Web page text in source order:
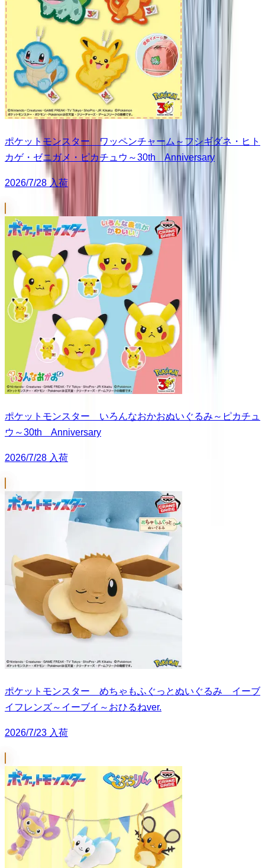
ポケットモンスター ワッペンチャーム～フシギダネ・ヒト
カゲ・ゼニガメ・ピカチュウ～30th Anniversary
2026/7/28 入荷
ポケットモンスター いろんなおかおぬいぐるみ～ピカチュ
ウ～30th Anniversary
2026/7/28 入荷
ポケットモンスター めちゃもふぐっとぬいぐるみ イーブ
イフレンズ～イーブイ～おひるねver.
2026/7/23 入荷